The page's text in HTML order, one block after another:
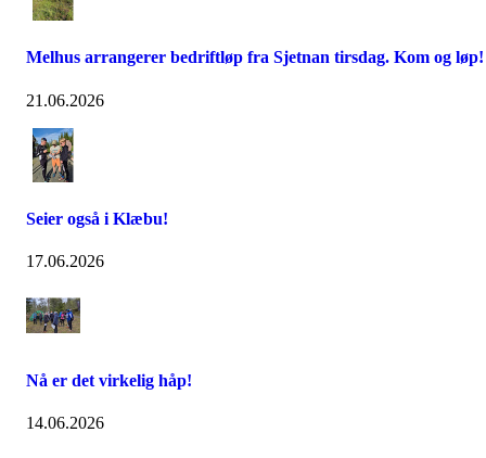
Melhus arrangerer bedriftløp fra Sjetnan tirsdag. Kom og løp!
21.06.2026
Seier også i Klæbu!
17.06.2026
Nå er det virkelig håp!
14.06.2026